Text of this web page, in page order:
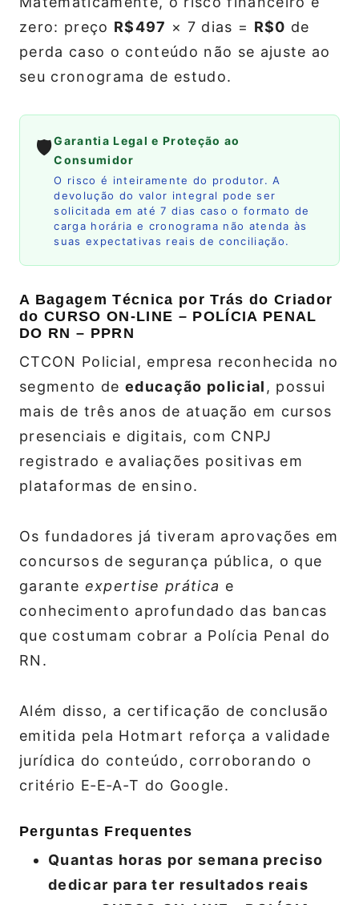
zero: preço R$497 × 7 dias = R$0 de
perda caso o conteúdo não se ajuste ao
seu cronograma de estudo.
🛡️Garantia Legal e Proteção ao
Consumidor
O risco é inteiramente do produtor. A
devolução do valor integral pode ser
solicitada em até 7 dias caso o formato de
carga horária e cronograma não atenda às
suas expectativas reais de conciliação.
A Bagagem Técnica por Trás do Criador
do CURSO ON-LINE – POLÍCIA PENAL
DO RN – PPRN
CTCON Policial, empresa reconhecida no
segmento de educação policial , possui
mais de três anos de atuação em cursos
presenciais e digitais, com CNPJ
registrado e avaliações positivas em
plataformas de ensino.
Os fundadores já tiveram aprovações em
concursos de segurança pública, o que
garante expertise prática e
conhecimento aprofundado das bancas
que costumam cobrar a Polícia Penal do
RN.
Além disso, a certificação de conclusão
emitida pela Hotmart reforça a validade
jurídica do conteúdo, corroborando o
critério E‑E‑A‑T do Google.
Perguntas Frequentes
Quantas horas por semana preciso
dedicar para ter resultados reais